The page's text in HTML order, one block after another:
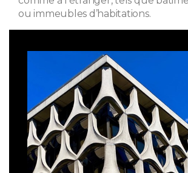
ou immeubles d’habitations.